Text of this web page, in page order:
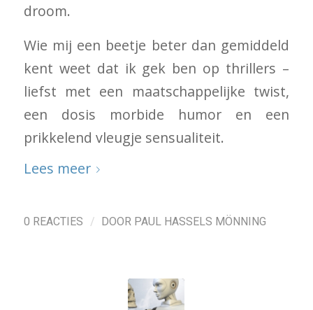
droom.
Wie mij een beetje beter dan gemiddeld
kent weet dat ik gek ben op thrillers –
liefst met een maatschappelijke twist,
een dosis morbide humor en een
prikkelend vleugje sensualiteit.
Lees meer
0 REACTIES / DOOR PAUL HASSELS MÖNNING